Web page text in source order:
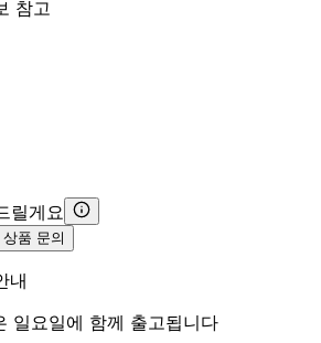
참고
릴게요
상품 문의
내
일요일에 함께 출고됩니다